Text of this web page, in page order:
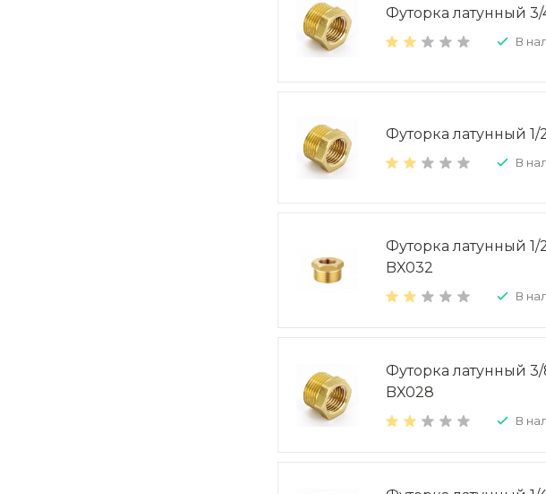
Футорка латунный 3/
В
Футорка латунный 1/
В
Футорка латунный 1/
BX032
В
Футорка латунный 3/
BX028
В